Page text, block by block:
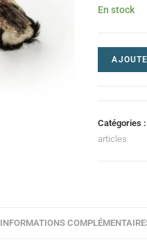
En stock
Catégories :
articles
INFORMATIONS